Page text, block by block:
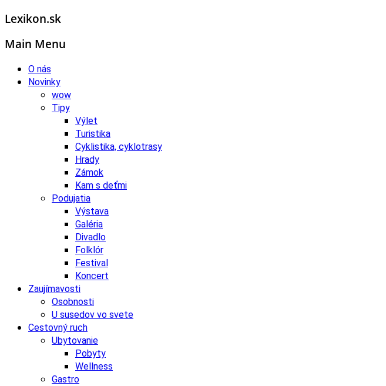
Lexikon.sk
Main Menu
O nás
Novinky
wow
Tipy
Výlet
Turistika
Cyklistika, cyklotrasy
Hrady
Zámok
Kam s deťmi
Podujatia
Výstava
Galéria
Divadlo
Folklór
Festival
Koncert
Zaujímavosti
Osobnosti
U susedov vo svete
Cestovný ruch
Ubytovanie
Pobyty
Wellness
Gastro